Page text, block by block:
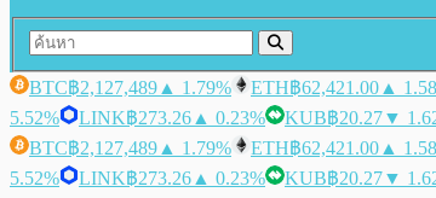
BTC฿2,127,489 ▲ 1.79% ETH฿62,421.00 ▲
5.52%
LINK฿273.26 ▲ 0.23% KUB฿20.27▼
BTC฿2,127,489 ▲ 1.79% ETH฿62,421.00 ▲
5.52%
LINK฿273.26 ▲ 0.23% KUB฿20.27▼